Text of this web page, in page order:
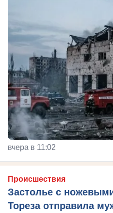
вчера в 11:02
Происшествия
Застолье с
Тореза отправила